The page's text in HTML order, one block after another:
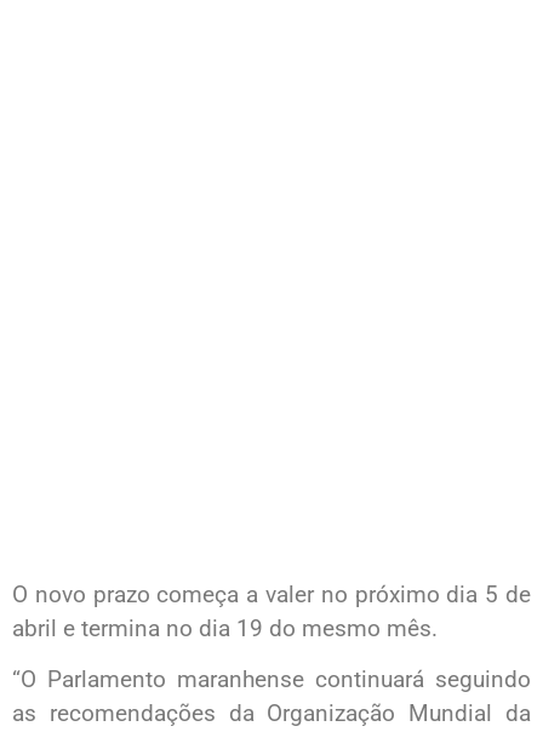
O novo prazo começa a valer no próximo dia 5 de
abril e termina no dia 19 do mesmo mês.
“O Parlamento maranhense continuará seguindo
as recomendações da Organização Mundial da